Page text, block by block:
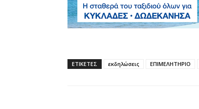
ΕΤΙΚΕΤΕΣ εκδηλώσεις ΕΠΙΜΕΛΗΤΗΡΙΟ